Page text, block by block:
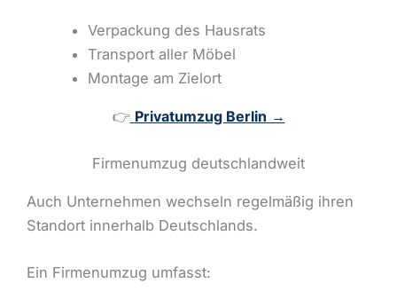
Verpackung des Hausrats
Transport aller Möbel
Montage am Zielort
👉 Privatumzug Berlin →
Firmenumzug deutschlandweit
Auch Unternehmen wechseln regelmäßig ihren
Standort innerhalb Deutschlands.
Ein Firmenumzug umfasst: